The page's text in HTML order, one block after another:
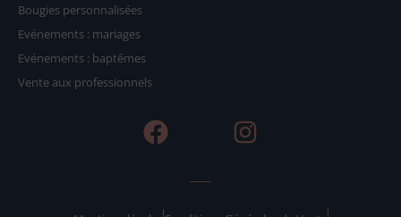
Bougies personnalisées
Evénements : mariages
Evénements : baptêmes
Vente aux professionnels
F
a
I
n